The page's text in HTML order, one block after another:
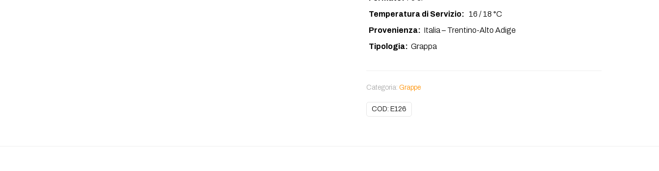
Temperatura di Servizio: 16 / 18 °C
Provenienza: Italia – Trentino-Alto Adige
Tipologia: Grappa
Categoria: Grappe
COD: E126